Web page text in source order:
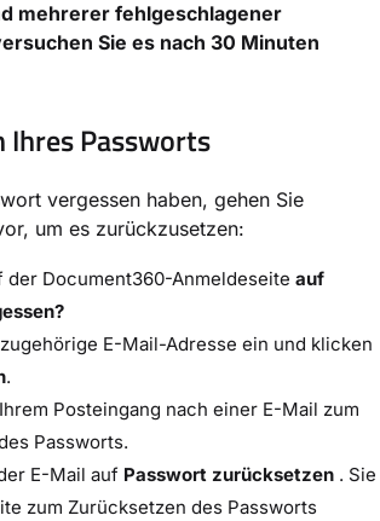
mehrerer fehlgeschlagener
Sie es nach 30 Minuten
Ihres Passworts
vergessen haben, gehen Sie
um es zurückzusetzen:
der Document360-Anmeldeseite auf
E-Mail-Adresse ein und klicken
.
Posteingang nach einer E-Mail zum
Passworts.
E-Mail auf Passwort zurücksetzen . Sie
zum Zurücksetzen des Passworts